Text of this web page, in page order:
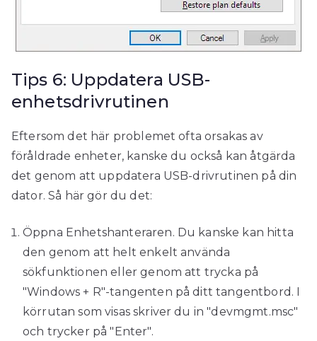
Tips 6: Uppdatera USB-
enhetsdrivrutinen
Eftersom det här problemet ofta orsakas av
föråldrade enheter, kanske du också kan åtgärda
det genom att uppdatera USB-drivrutinen på din
dator. Så här gör du det:
Öppna Enhetshanteraren. Du kanske kan hitta
den genom att helt enkelt använda
sökfunktionen eller genom att trycka på
"Windows + R"-tangenten på ditt tangentbord. I
körrutan som visas skriver du in "devmgmt.msc"
och trycker på "Enter".